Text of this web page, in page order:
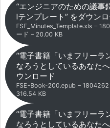
“エンジニアのための議事
lテンプレート” をダウン
FSE_Minutes_Template.xls –
ード – 20.00 KB
“電子書籍「いまフリーラ
なろうとしているあなた
ウンロード
FSE-Book-200.epub –
316.54 KB
“電子書籍「いまフリーラ
なろうとしているあなた